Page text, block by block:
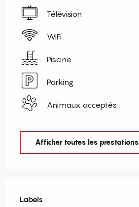
Télévision
WiFi
Piscine
Parking
Animaux acceptés
Afficher toutes les prestations
Labels
Labels